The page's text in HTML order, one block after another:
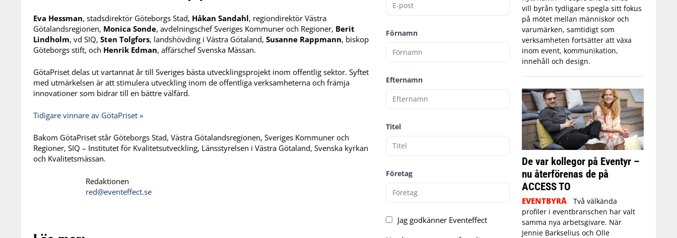
Eva Hessman, stadsdirektör Göteborgs Stad, Håkan Sandahl, regiondirektör Västra
Götalandsregionen, Monica Sonde, avdelningschef Sveriges Kommuner och Regioner, Berit
Lindholm, vd SIQ, Sten Tolgfors, landshövding i Västra Götaland, Susanne Rappmann, biskop
Göteborgs stift, och Henrik Edman, affärschef Svenska Mässan.
GötaPriset delas ut vartannat år till Sveriges bästa utvecklingsprojekt inom offentlig sektor. Syftet
med utmärkelsen är att stimulera utveckling inom de offentliga verksamheterna och främja
innovationer som bidrar till en bättre välfärd.
Tidigare vinnare av GötaPriset »
Bakom GötaPriset står Göteborgs Stad, Västra Götalandsregionen, Sveriges Kommuner och
Regioner, SIQ – Institutet för Kvalitetsutveckling, Länsstyrelsen i Västra Götaland, Svenska kyrkan
och Kvalitetsmässan.
Redaktionen
red@eventeffect.se
Förnamn
Efternamn
Titel
Företag
Jag godkänner Eventeffect
vill byrån tydligare spegla sitt fokus
på mötet mellan människor och
varumärken, samtidigt som
verksamheten fortsätter att växa
inom event, kommunikation,
innehåll och design.
De var kollegor på Eventyr –
nu återförenas de på
ACCESS TO
EVENTBYRÅ
Två välkända
profiler i eventbranschen har valt
samma nya arbetsgivare. När
Jennie Barkselius och Olle